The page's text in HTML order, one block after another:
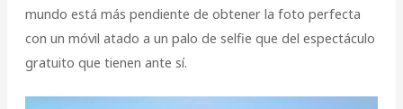
mundo está más pendiente de obtener la foto perfecta
con un móvil atado a un palo de selfie que del espectáculo
gratuito que tienen ante sí.